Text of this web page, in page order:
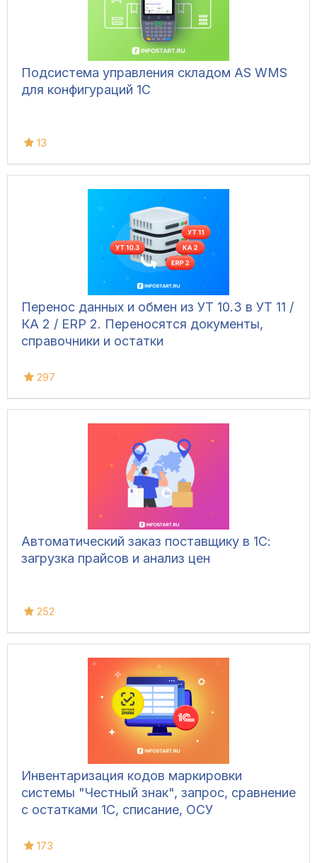
движение транспорта.
Подсистема управления складом AS WMS
для конфигураций 1С
13
Перенос данных и обмен из УТ 10.3 в УТ 11 /
КА 2 / ERP 2. Переносятся документы,
справочники и остатки
297
Автоматический заказ поставщику в 1С:
загрузка прайсов и анализ цен
252
Инвентаризация кодов маркировки
системы "Честный знак", запрос, сравнение
с остатками 1С, списание, ОСУ
173